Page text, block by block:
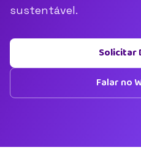
sustentável.
Solicitar
Falar no